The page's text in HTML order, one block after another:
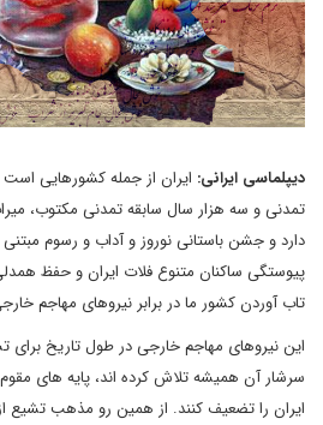
دیپلماسی ایرانی: ایران از جمله کشورهایی
تمدنی و سه هزار سال سابقه تمدنی مکتوب،
دارد و جشن باستانی نوروز و آداب و رسوم مبتنی
پیوستگی ساکنان متنوع فلات ایران و حفظ
تاب آوردن کشور ما در برابر نیروهای مهاجم
این نیروهای مهاجم خارجی در طول تاریخ برای
سرشار آن همیشه تلاش کرده اند، پایه های
ایران را تضعیف کنند. از همین رو مذهب تشیع